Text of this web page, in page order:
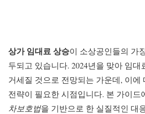
상가 임대료 상승이 소상공인들의 가
두되고 있습니다. 2024년을 맞아 임대
거세질 것으로 전망되는 가운데, 이에
전략이 필요한 시점입니다. 본 가이드
차보호법을 기반으로 한 실질적인 대